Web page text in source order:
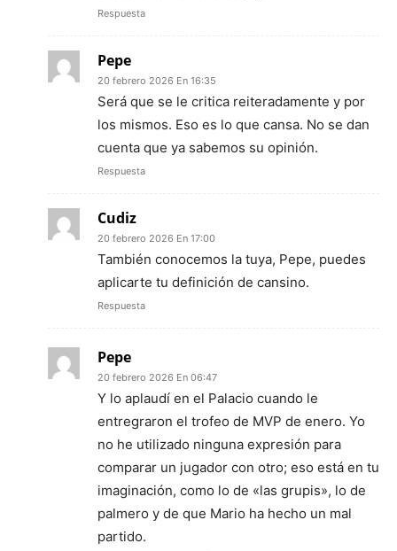
Respuesta
Pepe
20 febrero 2026 En 16:35
Será que se le critica reiteradamente y por
los mismos. Eso es lo que cansa. No se dan
cuenta que ya sabemos su opinión.
Respuesta
Cudiz
20 febrero 2026 En 17:00
También conocemos la tuya, Pepe, puedes
aplicarte tu definición de cansino.
Respuesta
Pepe
20 febrero 2026 En 06:47
Y lo aplaudí en el Palacio cuando le
entregraron el trofeo de MVP de enero. Yo
no he utilizado ninguna expresión para
comparar un jugador con otro; eso está en tu
imaginación, como lo de «las grupis», lo de
palmero y de que Mario ha hecho un mal
partido.